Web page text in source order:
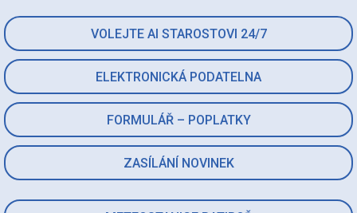
VOLEJTE AI STAROSTOVI 24/7
ELEKTRONICKÁ PODATELNA
FORMULÁŘ – POPLATKY
ZASÍLÁNÍ NOVINEK